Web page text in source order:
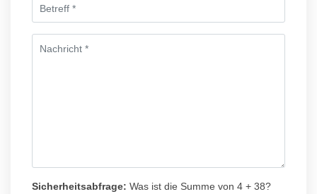
Sicherheitsabfrage: Was ist die Summe von 4 + 38?